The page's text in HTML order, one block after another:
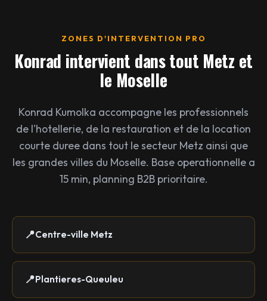
ZONES D'INTERVENTION PRO
Konrad intervient dans tout Metz et
le Moselle
Konrad Kumolka accompagne les professionnels
de l'hotellerie, de la restauration et de la location
courte duree dans tout le secteur Metz ainsi que
les grandes villes du Moselle. Base operationnelle a
15 min, planning B2B prioritaire.
Centre-ville Metz
Plantieres-Queuleu